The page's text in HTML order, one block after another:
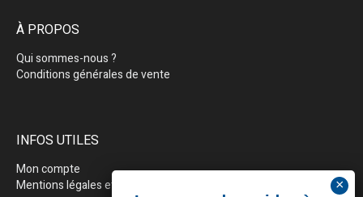
À PROPOS
Qui sommes-nous ?
Conditions générales de vente
INFOS UTILES
Mon compte
Mentions légales et politique de confidentialité